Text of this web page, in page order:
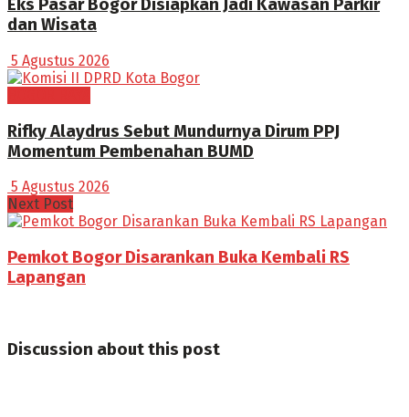
Eks Pasar Bogor Disiapkan Jadi Kawasan Parkir
dan Wisata
5 Agustus 2026
Rifky Alaydrus Sebut Mundurnya Dirum PPJ
Momentum Pembenahan BUMD
5 Agustus 2026
Next Post
Pemkot Bogor Disarankan Buka Kembali RS
Lapangan
Discussion about this post